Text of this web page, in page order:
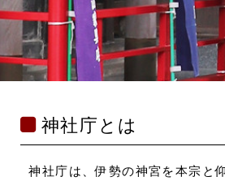
神社庁とは
神社庁は、伊勢の神宮を本宗と